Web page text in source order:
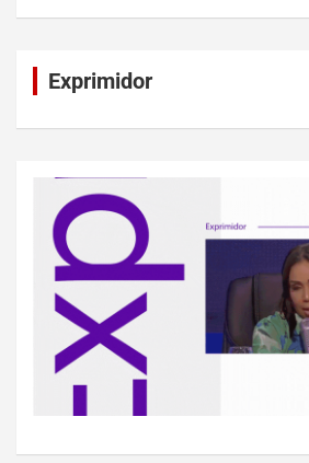
Exprimidor